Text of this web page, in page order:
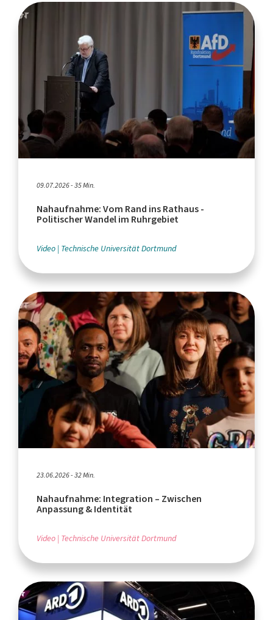
09.07.2026 - 35 Min.
Nahaufnahme: Vom Rand ins Rathaus -
Politischer Wandel im Ruhrgebiet
Video Technische Universität Dortmund
23.06.2026 - 32 Min.
Nahaufnahme: Integration – Zwischen
Anpassung & Identität
Video Technische Universität Dortmund